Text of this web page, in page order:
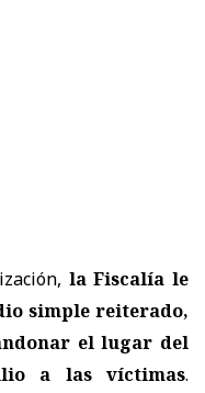
la Fiscalía le
simple reiterado,
el lugar del
a las víctimas.